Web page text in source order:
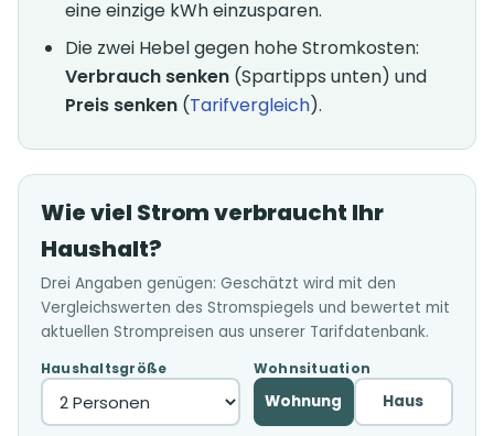
eine einzige kWh einzusparen.
Die zwei Hebel gegen hohe Stromkosten:
Verbrauch senken (Spartipps unten) und
Preis senken (Tarifvergleich).
Wie viel Strom verbraucht Ihr
Haushalt?
Drei Angaben genügen: Geschätzt wird mit den
Vergleichswerten des Stromspiegels und bewertet mit
aktuellen Strompreisen aus unserer Tarifdatenbank.
Haushaltsgröße Wohnsituation
Wohnung Haus